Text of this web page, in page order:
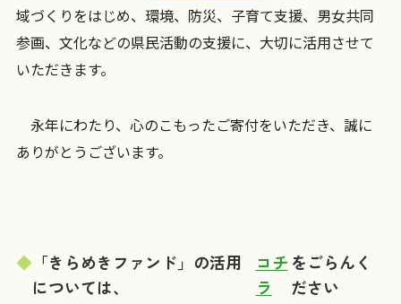
域づくりをはじめ、環境、防災、子育て支援、男女共同
参画、文化などの県民活動の支援に、大切に活用させて
いただきます。
永年にわたり、心のこもったご寄付をいただき、誠に
ありがとうございます。
「きらめきファンド」の活用
については、
コチ
ラ
をごらんく
ださい